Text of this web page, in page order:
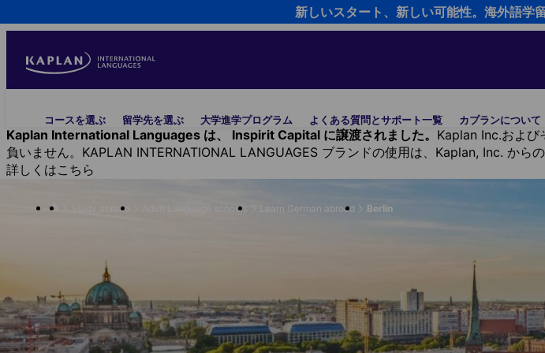
to
content
navigationコースを選ぶ 留学先を選ぶ 大学進学プログラム よくある質問とサポート一覧 カプランについて
Kaplan International Languages は、 Inspirit Capital に譲渡されました。 Kaplan Inc.および
負いません。KAPLAN INTERNATIONAL LANGUAGES ブランドの使用は、Kaplan, Inc. から
詳しくはこちら
新しいスタート、新しい可能性。海外語学
Study abroad Adult Language schools Learn German abroad Berlin